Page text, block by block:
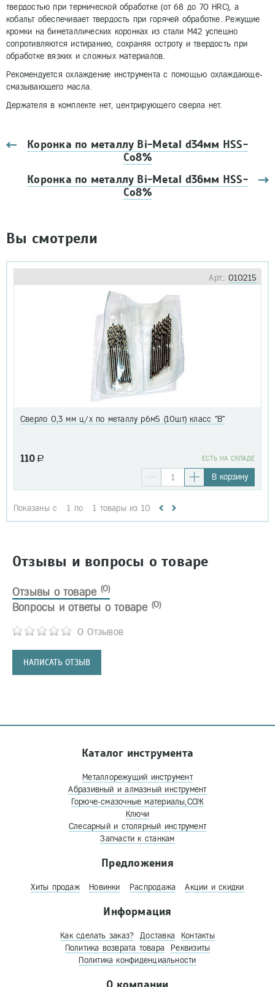
твердостью при термической обработке (от 68 до 70 HRC), а
кобальт обеспечивает твердость при горячей обработке. Режущие
кромки на биметаллических коронках из стали М42 успешно
сопротивляются истиранию, сохраняя остроту и твердость при
обработке вязких и сложных материалов.
Рекомендуется охлаждение инструмента с помощью охлаждающе-
смазывающего масла.
Держателя в комплекте нет, центрирующего сверла нет.
Коронка по металлу Bi-Metal d34мм HSS-
Co8%
Коронка по металлу Bi-Metal d36мм HSS-
Co8%
Вы смотрели
Арт.: 010215
Сверло 0,3 мм ц/х по металлу р6м5 (10шт) класс "В"
110 a EСТЬ НА СКЛАДЕ
В корзину
Показаны с 1 по 1 товары из 10
Отзывы и вопросы о товаре
Отзывы о товаре (0)
0 Отзывов
НАПИСАТЬ ОТЗЫВ
Вопросы и ответы о товаре (0)
Каталог инструмента
Металлорежущий инструмент
Абразивный и алмазный инструмент
Горюче-смазочные материалы,СОЖ
Ключи
Слесарный и столярный инструмент
Запчасти к станкам
Предложения
Хиты продаж Новинки Распродажа Акции и скидки
Информация
Как сделать заказ? Доставка
Контакты
Политика возврата товара
Реквизиты
Политика конфиденциальности